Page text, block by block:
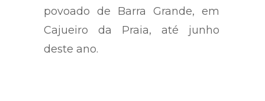
povoado de Barra Grande, em
Cajueiro da Praia, até junho
deste ano.